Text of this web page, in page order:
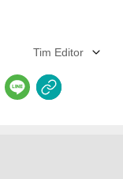
Tim Editor